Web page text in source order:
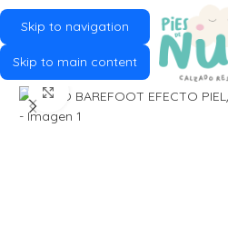
Skip to navigation
Skip to main content
Click to enlarge